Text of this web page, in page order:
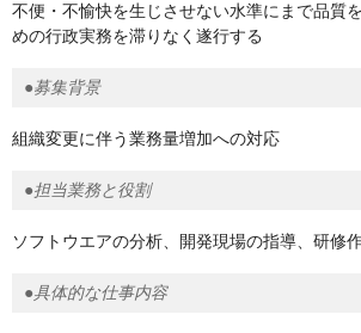
不便・不愉快を生じさせない水準にまで品質
めの行政実務を滞りなく遂行する
●募集背景
組織変更に伴う業務量増加への対応
●担当業務と役割
ソフトウエアの分析、開発現場の指導、研修
●具体的な仕事内容